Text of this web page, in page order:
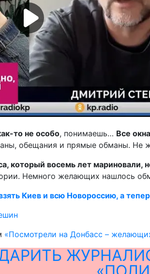
то не особо, понимаешь… Все
обещания и прямые обманы. Не
который восемь лет мариновали,
Немного желающих нашлось
Киев и всю Новороссию, а
«Посмотрели на Донбасс –